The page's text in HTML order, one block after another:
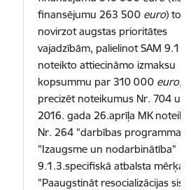
finansējumu 263 500 euro) to
novirzot augstas prioritātes
vajadzībām, palielinot SAM 9.1.3.
noteikto attiecināmo izmaksu
kopsummu par 310 000 euro,
precizēt noteikumus Nr. 704 un
2016. gada 26.aprīļa MK
Nr. 264 "darbības programmas
"Izaugsme un nodarbinātība"
9.1.3.specifiskā atbalsta mērķa
"Paaugstināt resocializācijas